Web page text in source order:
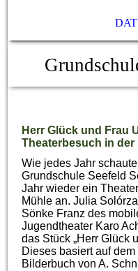
Herr Glück und Frau
Theaterbesuch in der
Wie jedes Jahr
Grundschule Seefeld
Jahr wieder ein
Mühle an. Julia
Sönke Franz des
Jugendtheater Karo
das Stück „Herr Glück
Dieses basiert auf
Bilderbuch von A.